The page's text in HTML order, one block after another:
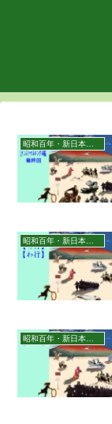
昭和百年・新日本童謡集